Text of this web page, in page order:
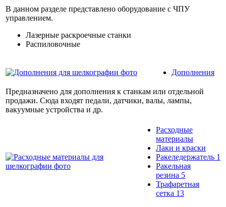
В данном разделе представлено оборудование с ЧПУ
управлением.
Лазерные раскроечные станки
Распиловочные
Дополнения
Предназначено для дополнения к станкам или отдельной
продажи. Сюда входят педали, датчики, валы, лампы,
вакуумные устройства и др.
Расходные
материалы
Лаки и краски
Ракеледержатель 1
Ракельная
резина 5
Трафаретная
сетка 13